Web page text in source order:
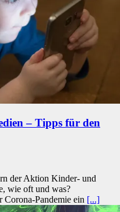
– Tipps für den
der Aktion Kinder- und
wie oft und was?
Corona-Pandemie ein [...]